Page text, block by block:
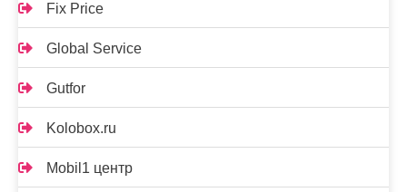
Fix Price
Global Service
Gutfor
Kolobox.ru
Mobil1 центр